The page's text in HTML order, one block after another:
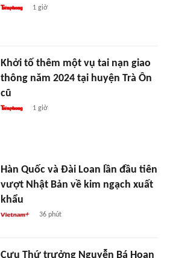
1 giờ
Khởi tố thêm một vụ tai nạn giao
thông năm 2024 tại huyện Trà Ôn
cũ
1 giờ
Hàn Quốc và Đài Loan lần đầu tiên
vượt Nhật Bản về kim ngạch xuất
khẩu
36 phút
Cựu Thứ trưởng Nguyễn Bá Hoan